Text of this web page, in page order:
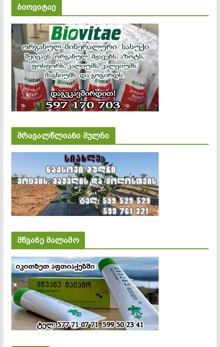
ბიოვიტაე
მრავალწლიანი მულჩი
მწვანე მალამო